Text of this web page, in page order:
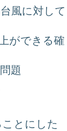
風に対して
ができる確
題
とにした